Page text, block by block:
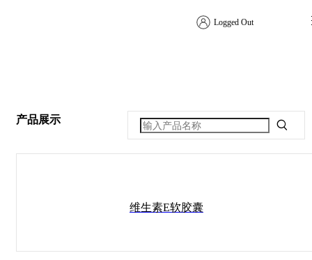
Logged Out
产品展示
维生素E软胶囊